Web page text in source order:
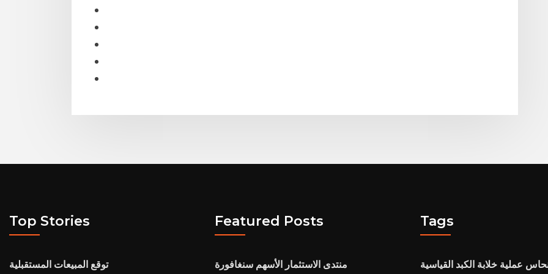
Top Stories
توقع المبيعات المستقبلية
Featured Posts
منتدى الاستثمار الأسهم سنغافورة
Tags
عملية خلابة الكبد القياسية